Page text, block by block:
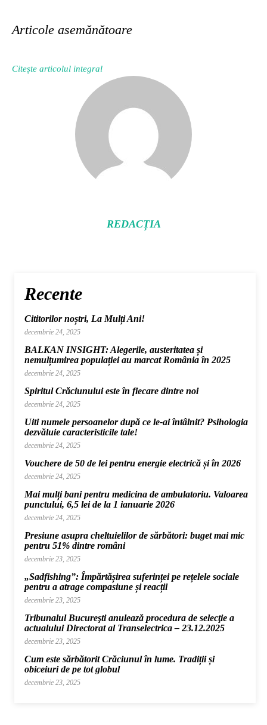
Articole asemănătoare
Citește articolul integral
REDACȚIA
Recente
Cititorilor noștri, La Mulți Ani!
decembrie 24, 2025
BALKAN INSIGHT: Alegerile, austeritatea și
nemulțumirea populației au marcat România în 2025
decembrie 24, 2025
Spiritul Crăciunului este în fiecare dintre noi
decembrie 24, 2025
Uiti numele persoanelor după ce le-ai întâlnit? Psihologia
dezvăluie caracteristicile tale!
decembrie 24, 2025
Vouchere de 50 de lei pentru energie electrică și în 2026
decembrie 24, 2025
Mai mulți bani pentru medicina de ambulatoriu. Valoarea
punctului, 6,5 lei de la 1 ianuarie 2026
decembrie 24, 2025
Presiune asupra cheltuielilor de sărbători: buget mai mic
pentru 51% dintre români
decembrie 23, 2025
„Sadfishing”: Împărtășirea suferinței pe rețelele sociale
pentru a atrage compasiune și reacții
decembrie 23, 2025
Tribunalul Bucureşti anulează procedura de selecţie a
actualului Directorat al Transelectrica – 23.12.2025
decembrie 23, 2025
Cum este sărbătorit Crăciunul în lume. Tradiții și
obiceiuri de pe tot globul
decembrie 23, 2025